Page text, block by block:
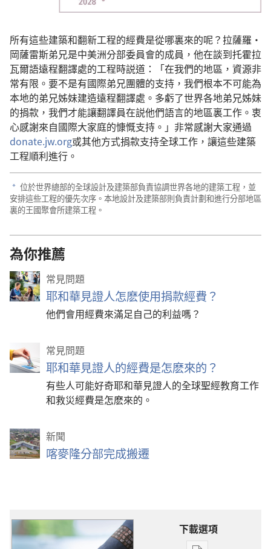
所有這些建築和翻新工程的經費是從哪裏來的呢？拉薩羅·
岡薩雷斯弟兄是中美洲分部委員會的成員，他在談到托霍拉
瓦爾語遠程翻譯處的工程時説道：「在我們的地區，資源非
常有限。要不是有國際弟兄團體的支持，我們根本不可能為
本地的弟兄姊妹建造遠程翻譯處。多虧了世界各地弟兄姊妹
的捐款，我們才能讓翻譯員在説他們語言的地區裏工作。衷
心感謝來自國際大家庭的慷慨支持。」非常感謝大家通過
donate.jw.org或其他方式捐款支持全球工作，讓這些建築
工程順利進行。
a 位於世界總部的全球設計及建築部負責協調世界各地的建築工程，並
安排這些工程的優先次序。本地設計及建築部則負責計劃和進行分部地區
裏的王國聚會所建築工程。
為你推薦
常見問題
耶和華見證人怎麽使用捐款經費？
他們會用經費來滿足自己的利益嗎？
常見問題
耶和華見證人的經費是怎麽來的？
有些人可能好奇耶和華見證人的全球聖經教育工作
和救災經費是怎麽來的。
新聞
喀麥隆分部完成搬遷
下載選項